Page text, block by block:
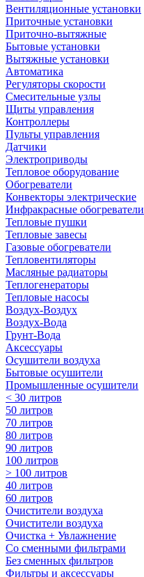
Вентиляционные установки
Приточные установки
Приточно-вытяжные
Бытовые установки
Вытяжные установки
Автоматика
Регуляторы скорости
Смесительные узлы
Щиты управления
Контроллеры
Пульты управления
Датчики
Электроприводы
Тепловое оборудование
Обогреватели
Конвекторы электрические
Инфракрасные обогреватели
Тепловые пушки
Тепловые завесы
Газовые обогреватели
Тепловентиляторы
Масляные радиаторы
Теплогенераторы
Тепловые насосы
Воздух-Воздух
Воздух-Вода
Грунт-Вода
Аксессуары
Осушители воздуха
Бытовые осушители
Промышленные осушители
< 30 литров
50 литров
70 литров
80 литров
90 литров
100 литров
> 100 литров
40 литров
60 литров
Очистители воздуха
Очистители воздуха
Очистка + Увлажнение
Cо сменными фильтрами
Без сменных фильтров
Фильтры и аксессуары